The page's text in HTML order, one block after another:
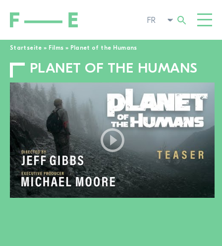
Startseite » Films » Planet of the Humans
PLANET OF THE HUMANS
FILMS
FESTIVAL
CINÉMA POP-UP
ENGAGEMENT
ACTUALITÉS
A PROPOS DE NOUS
Rechercher :
À LA RECHERCHE DE FILMS